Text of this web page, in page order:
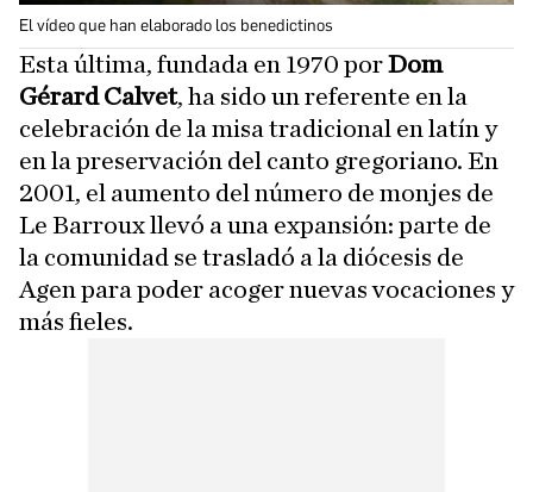
El vídeo que han elaborado los benedictinos
Esta última, fundada en 1970 porDom
Gérard Calvet, ha sido un referente en la
celebración de la misa tradicional en latín y
en la preservación del canto gregoriano. En
2001, el aumento del número de monjes de
Le Barroux llevó a una expansión: parte de
la comunidad se trasladó a la diócesis de
Agen para poder acoger nuevas vocaciones y
más fieles.